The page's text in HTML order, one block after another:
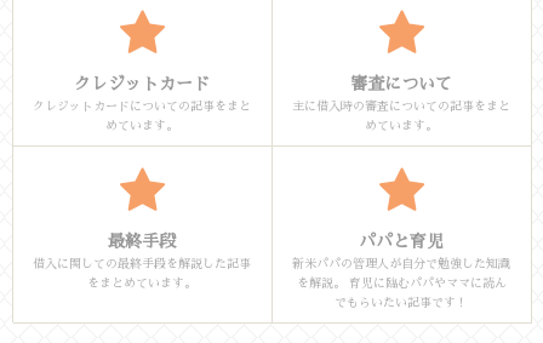
クレジットカード
クレジットカードについての記事をまと
めています。
審査について
主に借入時の審査についての記事をまと
めています。
最終手段
借入に関しての最終手段を解説した記事
をまとめています。
パパと育児
新米パパの管理人が自分で勉強した知識
を解説。 育児に臨むパパやママに読ん
でもらいたい記事です！